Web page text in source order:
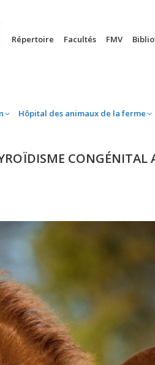
Répertoire Facultés FMV
Hôpital des animaux de la ferme
CONGÉNITAL
équin